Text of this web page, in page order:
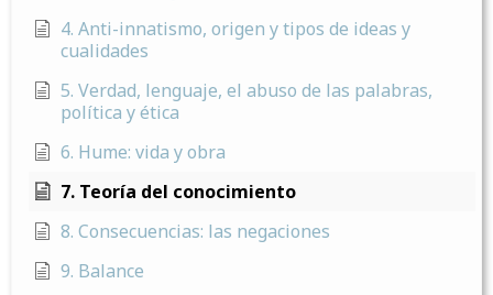
4. Anti-innatismo, origen y tipos de ideas y
cualidades
5. Verdad, lenguaje, el abuso de las palabras,
política y ética
6. Hume: vida y obra
7. Teoría del conocimiento
8. Consecuencias: las negaciones
9. Balance